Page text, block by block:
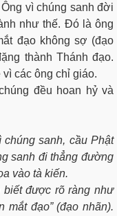
vì chúng sanh đời
như thế. Ðó là ông
đạo không sợ (đạo
thành Thánh đạo.
các ông chỉ giáo.
đều hoan hỷ và
sanh, cầu Phật
sanh đi thẳng đường
vào tà kiến.
biết được rõ ràng như
mắt đạo” (đạo nhãn).